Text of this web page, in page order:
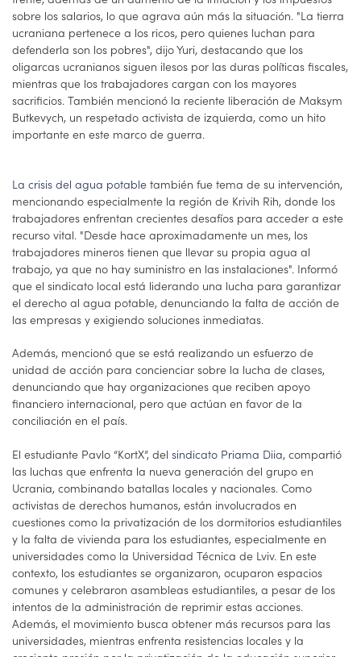
sobre los salarios, lo que agrava aún más la situación. "La tierra
ucraniana pertenece a los ricos, pero quienes luchan para
defenderla son los pobres", dijo Yuri, destacando que los
oligarcas ucranianos siguen ilesos por las duras políticas fiscales,
mientras que los trabajadores cargan con los mayores
sacrificios. También mencionó la reciente liberación de Maksym
Butkevych, un respetado activista de izquierda, como un hito
importante en este marco de guerra.
La crisis del agua potable también fue tema de su intervención,
mencionando especialmente la región de Krivih Rih, donde los
trabajadores enfrentan crecientes desafíos para acceder a este
recurso vital. "Desde hace aproximadamente un mes, los
trabajadores mineros tienen que llevar su propia agua al
trabajo, ya que no hay suministro en las instalaciones". Informó
que el sindicato local está liderando una lucha para garantizar
el derecho al agua potable, denunciando la falta de acción de
las empresas y exigiendo soluciones inmediatas.
Además, mencionó que se está realizando un esfuerzo de
unidad de acción para concienciar sobre la lucha de clases,
denunciando que hay organizaciones que reciben apoyo
financiero internacional, pero que actúan en favor de la
conciliación en el país.
El estudiante Pavlo “KortX”, del sindicato Priama Diia, compartió
las luchas que enfrenta la nueva generación del grupo en
Ucrania, combinando batallas locales y nacionales. Como
activistas de derechos humanos, están involucrados en
cuestiones como la privatización de los dormitorios estudiantiles
y la falta de vivienda para los estudiantes, especialmente en
universidades como la Universidad Técnica de Lviv. En este
contexto, los estudiantes se organizaron, ocuparon espacios
comunes y celebraron asambleas estudiantiles, a pesar de los
intentos de la administración de reprimir estas acciones.
Además, el movimiento busca obtener más recursos para las
universidades, mientras enfrenta resistencias locales y la